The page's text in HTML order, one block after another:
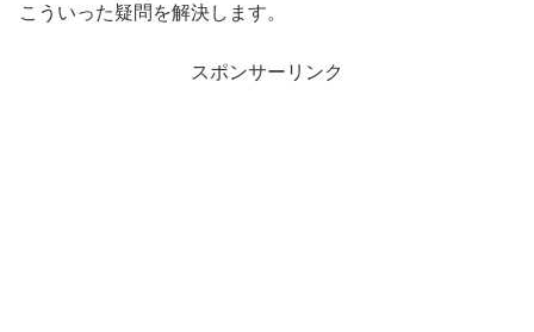
こういった疑問を解決します。
スポンサーリンク